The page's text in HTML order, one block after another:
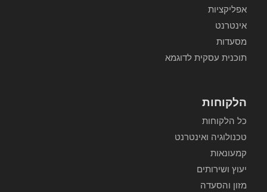
אפליקציות
אינטרנט
מסעדות
תוכנית עסקית לדוגמא
הלקוחות
כל הלקוחות
טכנולוגיה ואינטרנט
קמעונאות
יעוץ ושירותים
מזון והסעדה